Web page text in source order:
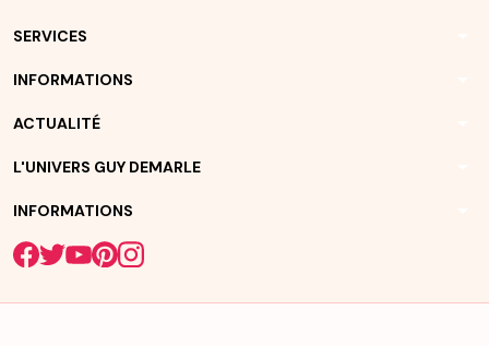
SERVICES
INFORMATIONS
ACTUALITÉ
L'UNIVERS GUY DEMARLE
INFORMATIONS